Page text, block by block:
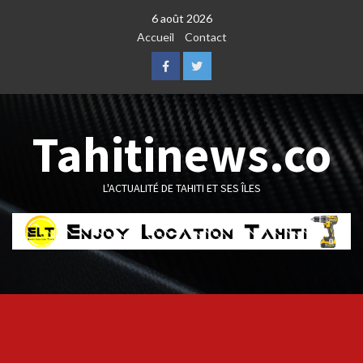
6 août 2026
Accueil
Contact
FacebookTwitter
Tahitinews.co
L'ACTUALITÉ DE TAHITI ET SES ÎLES